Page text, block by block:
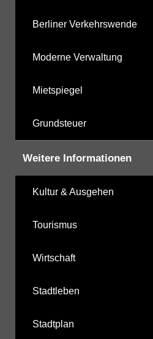
Berliner Verkehrswende
Moderne Verwaltung
Mietspiegel
Grundsteuer
Weitere Informationen
Kultur & Ausgehen
Tourismus
Wirtschaft
Stadtleben
Stadtplan